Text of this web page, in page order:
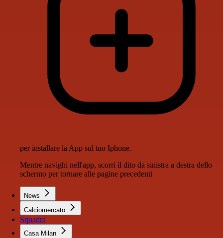
per installare la App sul tuo Iphone.
Mentre navighi nell'app, scorri il dito da sinistra a destra dello
schermo per tornare alle pagine precedenti
News
Calciomercato
Squadra
Casa Milan